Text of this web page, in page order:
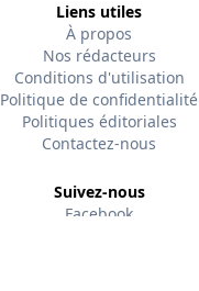
Liens utiles
À propos
Nos rédacteurs
Conditions d'utilisation
Politique de confidentialité
Politiques éditoriales
Contactez-nous
Suivez-nous
Facebook